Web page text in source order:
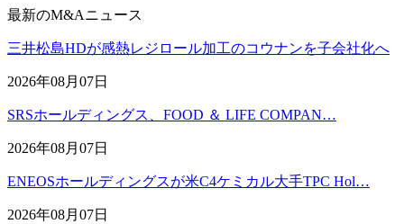
最新のM&Aニュース
三井松島HDが感熱レジロール加工のコウナンを子会社化へ
2026年08月07日
SRSホールディングス、FOOD ＆ LIFE COMPAN…
2026年08月07日
ENEOSホールディングスが米C4ケミカル大手TPC Hol…
2026年08月07日